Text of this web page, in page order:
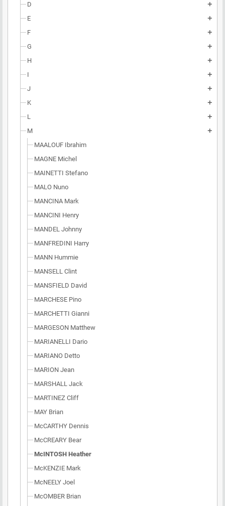
D add
E add
F add
G add
H add
I add
J add
K add
L add
M add
MAALOUF Ibrahim
MAGNE Michel
MAINETTI Stefano
MALO Nuno
MANCINA Mark
MANCINI Henry
MANDEL Johnny
MANFREDINI Harry
MANN Hummie
MANSELL Clint
MANSFIELD David
MARCHESE Pino
MARCHETTI Gianni
MARGESON Matthew
MARIANELLI Dario
MARIANO Detto
MARION Jean
MARSHALL Jack
MARTINEZ Cliff
MAY Brian
McCARTHY Dennis
McCREARY Bear
McINTOSH Heather
McKENZIE Mark
McNEELY Joel
McOMBER Brian